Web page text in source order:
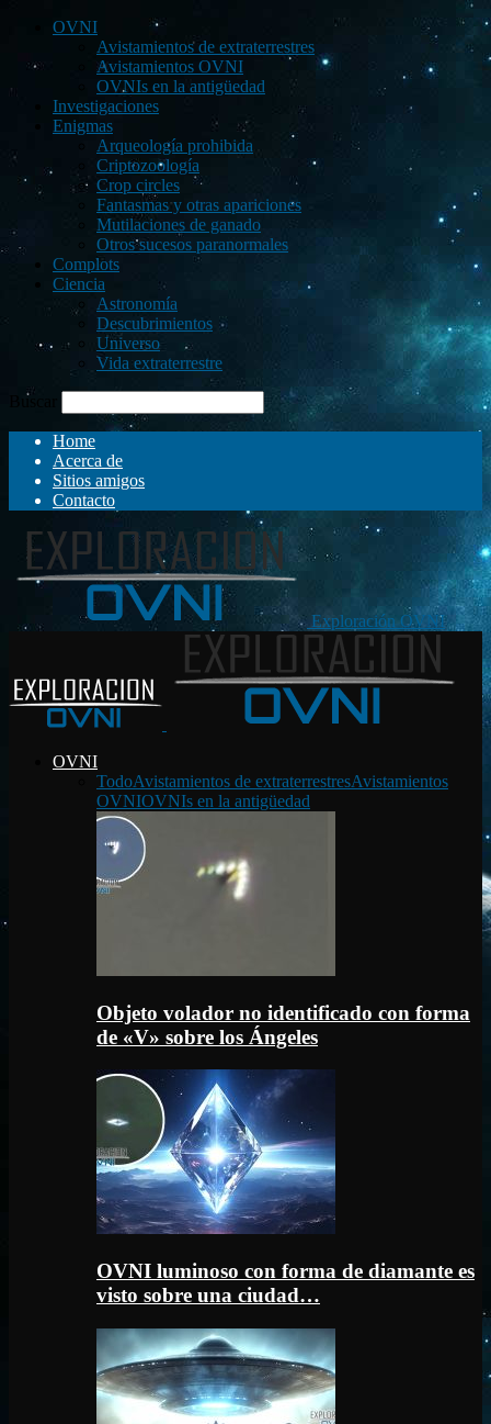
OVNI
Avistamientos de extraterrestres
Avistamientos OVNI
OVNIs en la antigüedad
Investigaciones
Enigmas
Arqueología prohibida
Criptozoología
Crop circles
Fantasmas y otras apariciones
Mutilaciones de ganado
Otros sucesos paranormales
Complots
Ciencia
Astronomía
Descubrimientos
Universo
Vida extraterrestre
Buscar
Home
Acerca de
Sitios amigos
Contacto
Exploración OVNI
OVNI
TodoAvistamientos de extraterrestresAvistamientos
OVNIOVNIs en la antigüedad
Objeto volador no identificado con forma
de «V» sobre los Ángeles
OVNI luminoso con forma de diamante es
visto sobre una ciudad…